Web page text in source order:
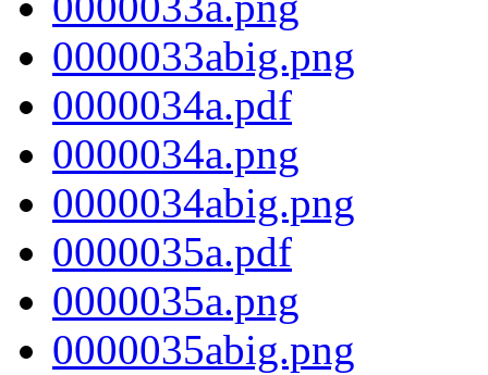
0000033abig.png
0000034a.pdf
0000034a.png
0000034abig.png
0000035a.pdf
0000035a.png
0000035abig.png